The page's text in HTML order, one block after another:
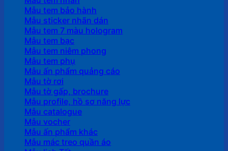
Mẫu tem bảo hành
Mẫu sticker nhãn dán
Mẫu tem 7 màu hologram
Mẫu tem bạc
Mẫu tem niêm phong
Mẫu tem phụ
Mẫu ấn phẩm quảng cáo
Mẫu tờ rơi
Mẫu tờ gấp, brochure
Mẫu profile, hồ sơ năng lực
Mẫu catalogue
Mẫu vocher
Mẫu ấn phẩm khác
Mẫu mác treo quần áo